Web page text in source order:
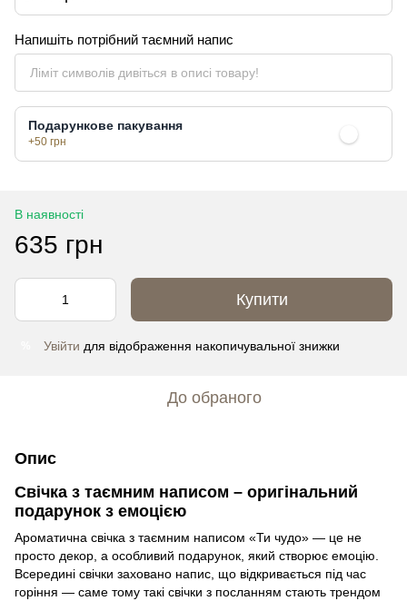
Напишіть потрібний таємний напис
Подарункове пакування
+50 грн
В наявності
635 грн
Купити
Увійти для відображення накопичувальної знижки
До обраного
Опис
Свічка з таємним написом – оригінальний
подарунок з емоцією
Ароматична свічка з таємним написом «Ти чудо» — це не
просто декор, а особливий подарунок, який створює емоцію.
Всередині свічки заховано напис, що відкривається під час
горіння — саме тому такі свічки з посланням стають трендом